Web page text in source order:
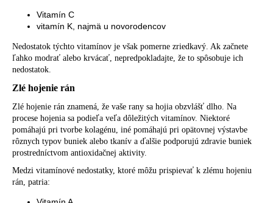
Vitamín C
vitamín K, najmä u novorodencov
Nedostatok týchto vitamínov je však pomerne zriedkavý. Ak začnete
ľahko modrať alebo krvácať, nepredpokladajte, že to spôsobuje ich
nedostatok.
Zlé hojenie rán
Zlé hojenie rán znamená, že vaše rany sa hojia obzvlášť dlho. Na
procese hojenia sa podieľa veľa dôležitých vitamínov. Niektoré
pomáhajú pri tvorbe kolagénu, iné pomáhajú pri opätovnej výstavbe
rôznych typov buniek alebo tkanív a ďalšie podporujú zdravie buniek
prostredníctvom antioxidačnej aktivity.
Medzi vitamínové nedostatky, ktoré môžu prispievať k zlému hojeniu
rán, patria: